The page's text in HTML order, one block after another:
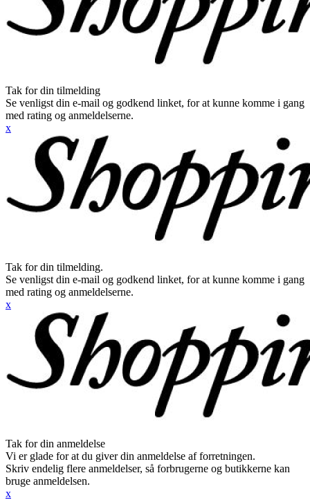
Tak for din tilmelding
Se venligst din e-mail og godkend linket, for at kunne komme i gang
med rating og anmeldelserne.
x
Tak for din tilmelding.
Se venligst din e-mail og godkend linket, for at kunne komme i gang
med rating og anmeldelserne.
x
Tak for din anmeldelse
Vi er glade for at du giver din anmeldelse af forretningen.
Skriv endelig flere anmeldelser, så forbrugerne og butikkerne kan
bruge anmeldelsen.
x